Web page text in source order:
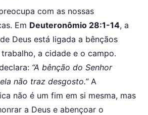
com as nossas
Em Deuteronômio 28:1-14, a
Deus está ligada a bênçãos
a cidade e o campo.
“A bênção do Senhor
não traz desgosto.”A
não é um fim em si mesma, mas
a Deus e abençoar o